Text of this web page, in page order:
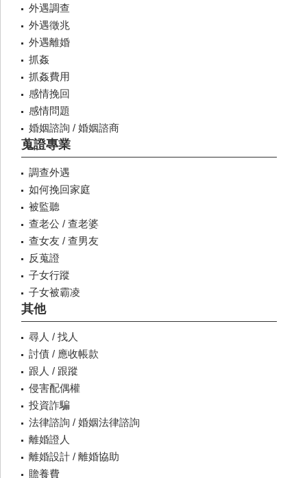
外遇調查
外遇徵兆
外遇離婚
抓姦
抓姦費用
感情挽回
感情問題
婚姻諮詢 / 婚姻諮商
蒐證專業
調查外遇
如何挽回家庭
被監聽
查老公 / 查老婆
查女友 / 查男友
反蒐證
子女行蹤
子女被霸凌
其他
尋人 / 找人
討債 / 應收帳款
跟人 / 跟蹤
侵害配偶權
投資詐騙
法律諮詢 / 婚姻法律諮詢
離婚證人
離婚設計 / 離婚協助
贍養費